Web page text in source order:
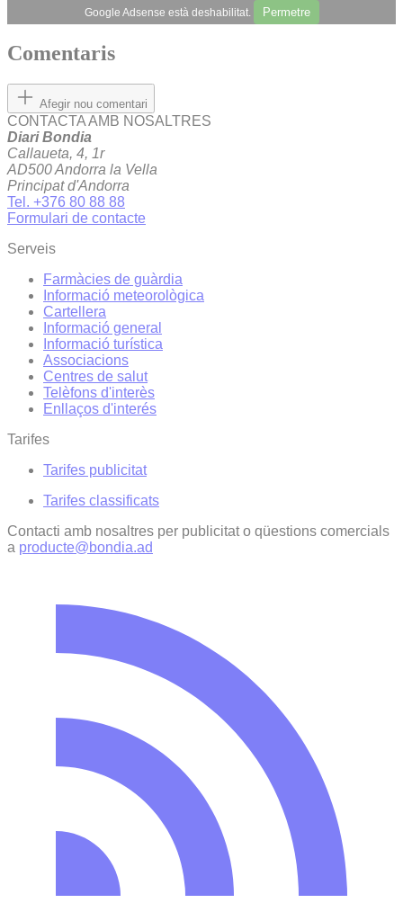
Google Adsense està deshabilitat. Permetre
Comentaris
Afegir nou comentari
CONTACTA AMB NOSALTRES
Diari Bondia
Callaueta, 4, 1r
AD500 Andorra la Vella
Principat d'Andorra
Tel. +376 80 88 88
Formulari de contacte
Serveis
Farmàcies de guàrdia
Informació meteorològica
Cartellera
Informació general
Informació turística
Associacions
Centres de salut
Telèfons d'interès
Enllaços d'interés
Tarifes
Tarifes publicitat
Tarifes classificats
Contacti amb nosaltres per publicitat o qüestions comercials
a producte@bondia.ad